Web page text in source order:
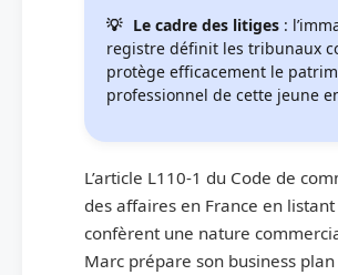
Le cadre des litiges :
registre définit les tribunaux
protège efficacement le
professionnel de cette jeune
L’article L110-1 du Code de
des affaires en France en
confèrent une nature
Marc prépare son business